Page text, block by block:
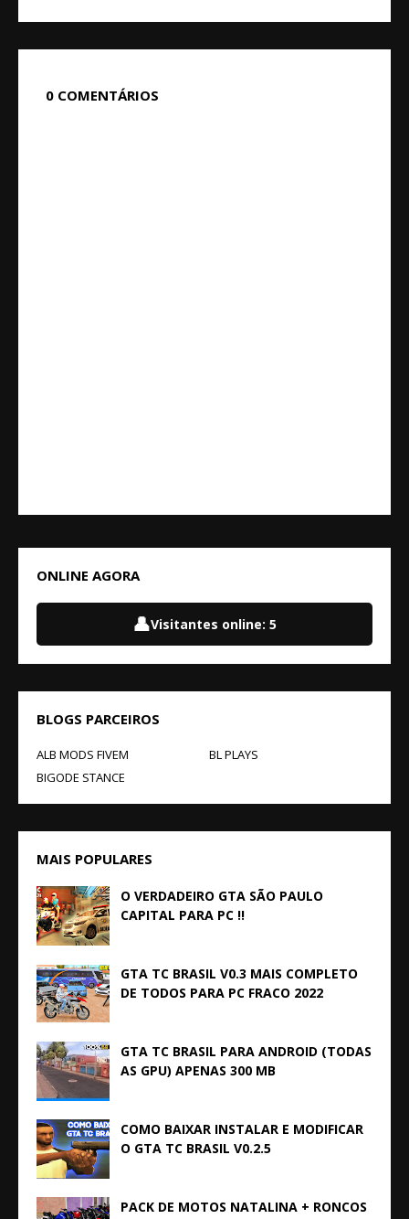
0 COMENTÁRIOS
ONLINE AGORA
👤Visitantes online: 5
BLOGS PARCEIROS
ALB MODS FIVEM
BL PLAYS
BIGODE STANCE
MAIS POPULARES
O VERDADEIRO GTA SÃO PAULO
CAPITAL PARA PC !!
GTA TC BRASIL V0.3 MAIS COMPLETO
DE TODOS PARA PC FRACO 2022
GTA TC BRASIL PARA ANDROID (TODAS
AS GPU) APENAS 300 MB
COMO BAIXAR INSTALAR E MODIFICAR
O GTA TC BRASIL V0.2.5
PACK DE MOTOS NATALINA + RONCOS